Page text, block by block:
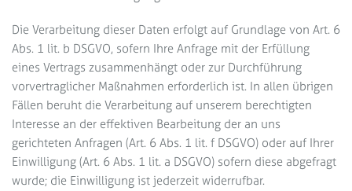
Die Verarbeitung dieser Daten erfolgt auf Grundlage von Art. 6
Abs. 1 lit. b DSGVO, sofern Ihre Anfrage mit der Erfüllung
eines Vertrags zusammenhängt oder zur Durchführung
vorvertraglicher Maßnahmen erforderlich ist. In allen übrigen
Fällen beruht die Verarbeitung auf unserem berechtigten
Interesse an der effektiven Bearbeitung der an uns
gerichteten Anfragen (Art. 6 Abs. 1 lit. f DSGVO) oder auf Ihrer
Einwilligung (Art. 6 Abs. 1 lit. a DSGVO) sofern diese abgefragt
wurde; die Einwilligung ist jederzeit widerrufbar.